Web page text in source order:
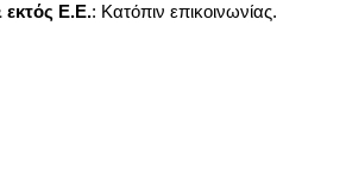
Ε.Ε.: Κατόπιν επικοινωνίας.